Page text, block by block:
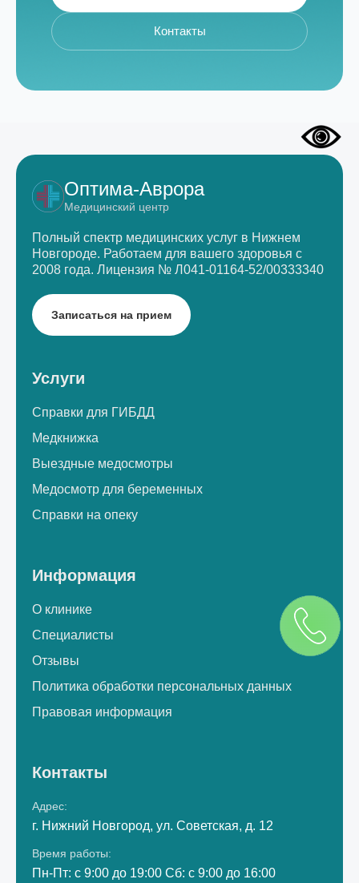
Контакты
Оптима-Аврора
Медицинский центр
Полный спектр медицинских услуг в Нижнем
Новгороде. Работаем для вашего здоровья с
2008 года. Лицензия № Л041-01164-52/00333340
Записаться на прием
Услуги
Справки для ГИБДД
Медкнижка
Выездные медосмотры
Медосмотр для беременных
Справки на опеку
Информация
О клинике
Специалисты
Отзывы
Политика обработки персональных данных
Правовая информация
Контакты
Адрес:
г. Нижний Новгород, ул. Советская, д. 12
Время работы:
Пн-Пт: с 9:00 до 19:00 Сб: с 9:00 до 16:00